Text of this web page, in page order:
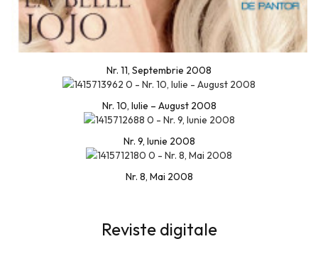
Nr. 11, Septembrie 2008
Nr. 10, Iulie – August 2008
Nr. 9, Iunie 2008
Nr. 8, Mai 2008
Reviste digitale